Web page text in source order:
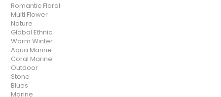
Romantic Floral
Multi Flower
Nature
Global Ethnic
Warm Winter
Aqua Marine
Coral Marine
Outdoor
Stone
Blues
Marine